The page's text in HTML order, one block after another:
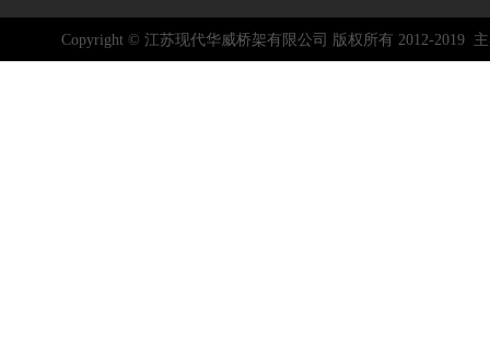
Copyright © 江苏现代华威桥架有限公司 版权所有 2012-2019